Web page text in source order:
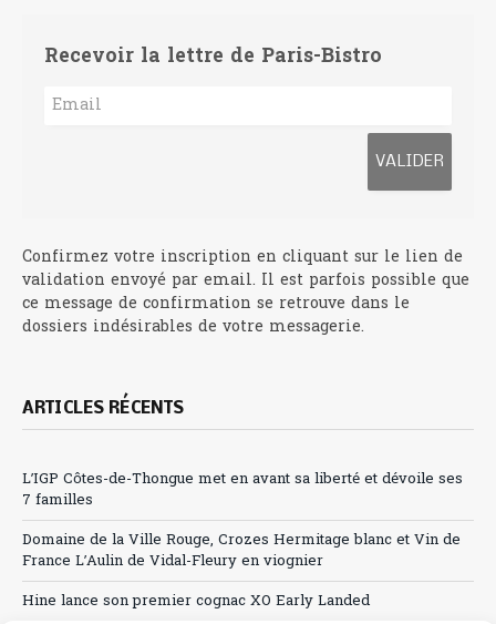
Recevoir la lettre de Paris-Bistro
Confirmez votre inscription en cliquant sur le lien de
validation envoyé par email. Il est parfois possible que
ce message de confirmation se retrouve dans le
dossiers indésirables de votre messagerie.
ARTICLES RÉCENTS
L’IGP Côtes-de-Thongue met en avant sa liberté et dévoile ses
7 familles
Domaine de la Ville Rouge, Crozes Hermitage blanc et Vin de
France L’Aulin de Vidal-Fleury en viognier
Hine lance son premier cognac XO Early Landed